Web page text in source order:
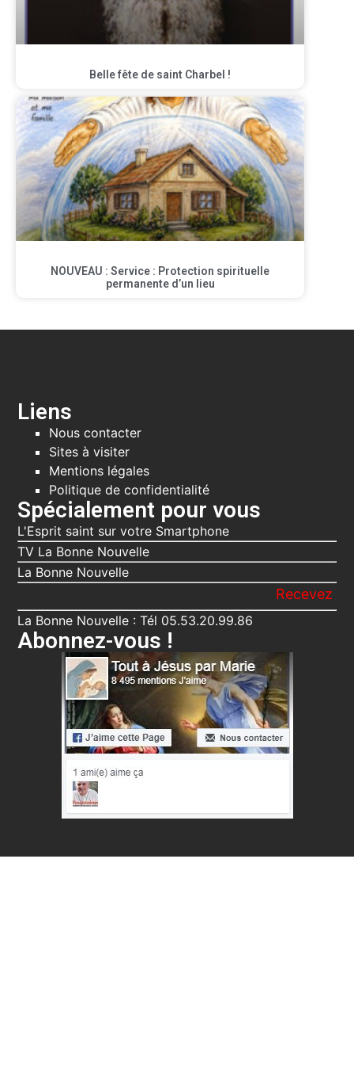
Belle fête de saint Charbel !
NOUVEAU : Service : Protection spirituelle
permanente d’un lieu
Liens
Nous contacter
Sites à visiter
Mentions légales
Politique de confidentialité
Spécialement pour vous
L'Esprit saint sur votre Smartphone
TV La Bonne Nouvelle
La Bonne Nouvelle
Recevez
La Bonne Nouvelle : Tél 05.53.20.99.86
Abonnez-vous !